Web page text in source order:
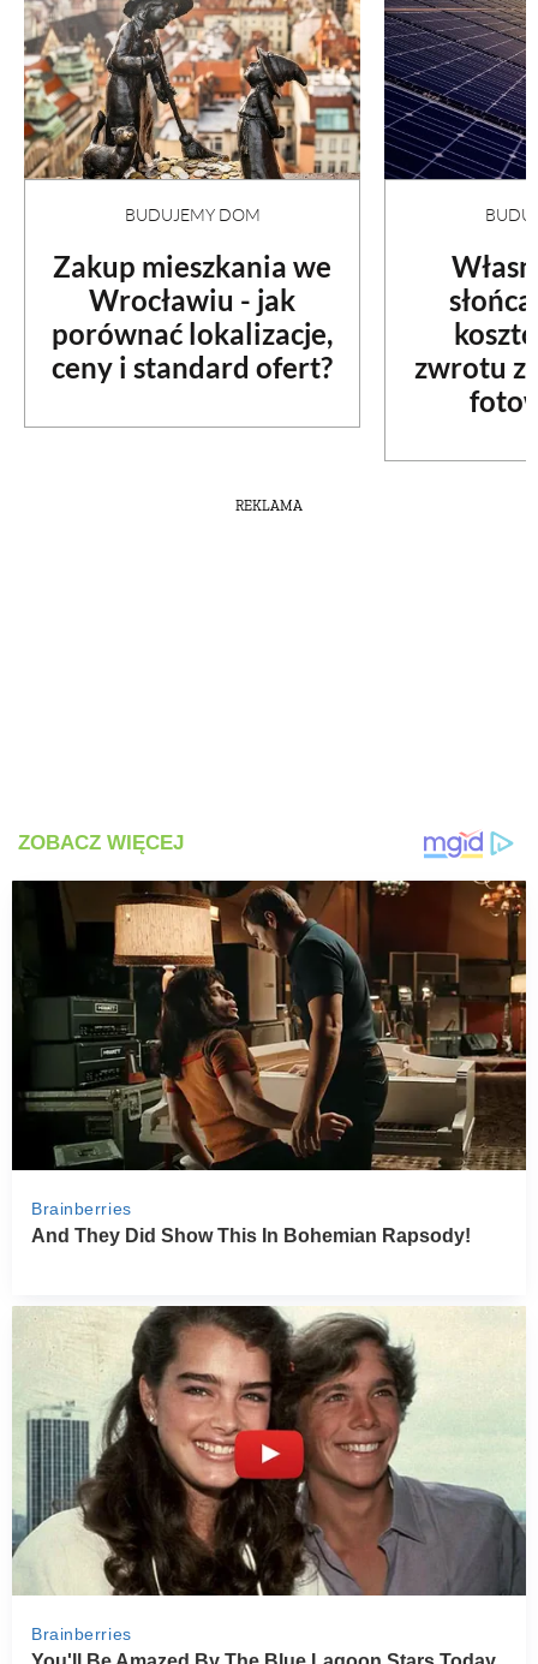
BUDUJEMY DOM
Zakup mieszkania we
Wrocławiu - jak
porównać lokalizacje,
ceny i standard ofert?
zwrotu z
REKLAMA